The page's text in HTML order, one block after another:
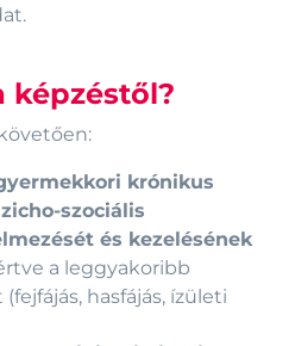
képzéstől?
krónikus
szociális
és kezelésének
a leggyakoribb
hasfájás, ízületi